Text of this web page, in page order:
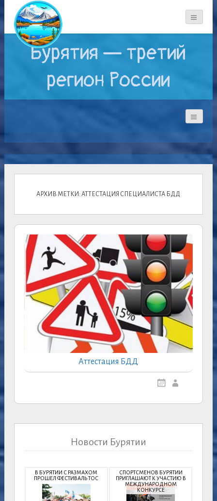
Бурятия — третий
регион России
АРХИВ МЕТКИ: АТТЕСТАЦИЯ СПЕЦИАЛИСТА БДД
Аттестация БДД
Новости Бурятии
В БУРЯТИИ С РАЗМАХОМ
ПРОШЕЛ ФЕСТИВАЛЬ ТОС
СПОРТСМЕНОВ БУРЯТИИ
ПРИГЛАШАЮТ К УЧАСТИЮ В
МЕЖДУНАРОДНОМ
КОНКУРСЕ